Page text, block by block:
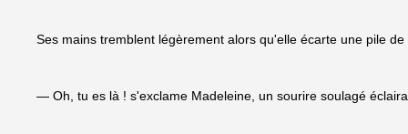
Ses mains tremblent légèrement alors qu'elle écarte une pile
— Oh, tu es là ! s'exclame Madeleine, un sourire soulagé